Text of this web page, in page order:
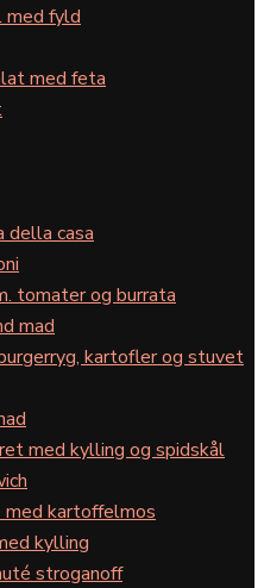
fyld
med feta
della casa
tomater og burrata
mad
kartofler og stuvet
med kylling og spidskål
med kartoffelmos
kylling
stroganoff